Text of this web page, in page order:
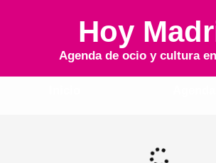
Hoy
Agenda de ocio y cultura en